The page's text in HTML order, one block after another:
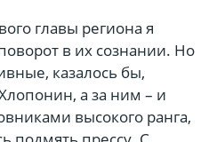
главы региона я
в их сознании. Но
казалось бы,
а за ним – и
высокого ранга,